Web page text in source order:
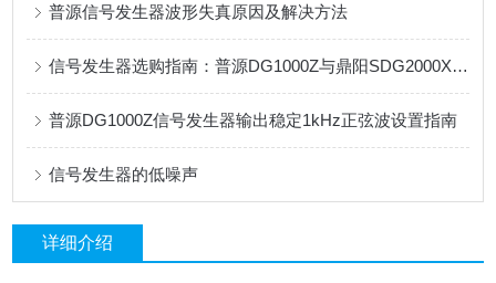
普源信号发生器波形失真原因及解决方法
信号发生器选购指南：普源DG1000Z与鼎阳SDG2000X全面对比
普源DG1000Z信号发生器输出稳定1kHz正弦波设置指南
信号发生器的低噪声
详细介绍